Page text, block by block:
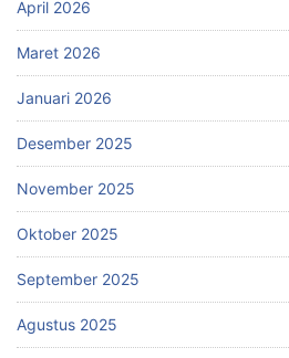
April 2026
Maret 2026
Januari 2026
Desember 2025
November 2025
Oktober 2025
September 2025
Agustus 2025